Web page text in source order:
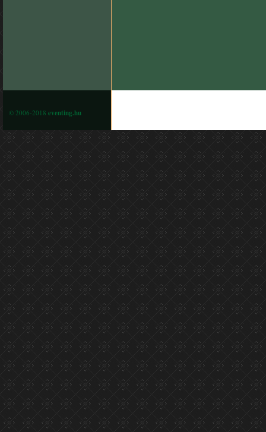
© 2006-2018 eventing.hu